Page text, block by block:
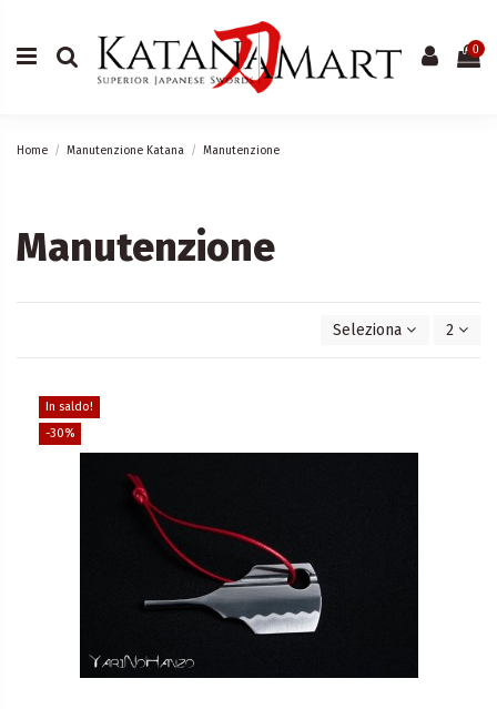
0
Home Manutenzione Katana Manutenzione
Manutenzione
Seleziona 2
In saldo!
-30%